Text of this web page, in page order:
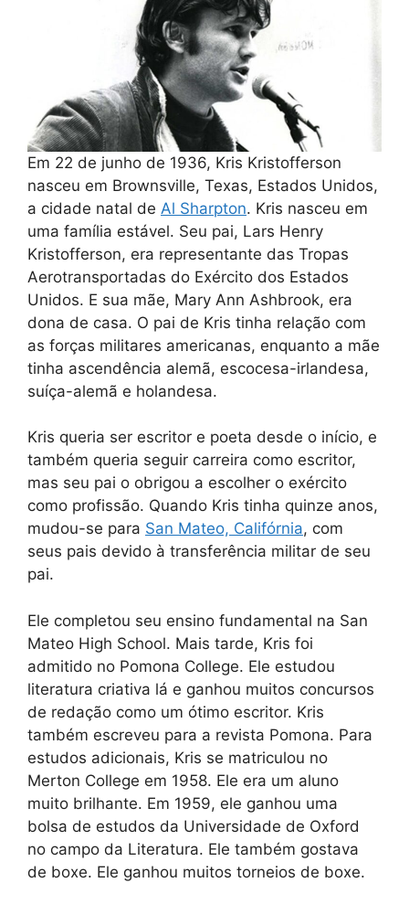
Em 22 de junho de 1936, Kris Kristofferson
nasceu em Brownsville, Texas, Estados Unidos,
a cidade natal de Al Sharpton. Kris nasceu em
uma família estável. Seu pai, Lars Henry
Kristofferson, era representante das Tropas
Aerotransportadas do Exército dos Estados
Unidos. E sua mãe, Mary Ann Ashbrook, era
dona de casa. O pai de Kris tinha relação com
as forças militares americanas, enquanto a mãe
tinha ascendência alemã, escocesa-irlandesa,
suíça-alemã e holandesa.
Kris queria ser escritor e poeta desde o início, e
também queria seguir carreira como escritor,
mas seu pai o obrigou a escolher o exército
como profissão. Quando Kris tinha quinze anos,
mudou-se para San Mateo, Califórnia, com
seus pais devido à transferência militar de seu
pai.
Ele completou seu ensino fundamental na San
Mateo High School. Mais tarde, Kris foi
admitido no Pomona College. Ele estudou
literatura criativa lá e ganhou muitos concursos
de redação como um ótimo escritor. Kris
também escreveu para a revista Pomona. Para
estudos adicionais, Kris se matriculou no
Merton College em 1958. Ele era um aluno
muito brilhante. Em 1959, ele ganhou uma
bolsa de estudos da Universidade de Oxford
no campo da Literatura. Ele também gostava
de boxe. Ele ganhou muitos torneios de boxe.